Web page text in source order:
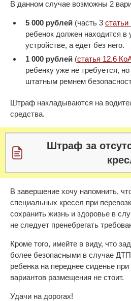
В данном случае возможны 2
5 000 рублей (часть 3
ребенок должен находится
устройстве, а едет без него.
1 000 рублей (статья 12.6
ребенку уже не требуется,
штатным ремнем
Штраф накладываются на
средства.
Штраф за
В завершение хочу напомнить,
специальных кресел при
сохранить жизнь и здоровье в
не следует пренебрегать
Кроме того, имейте в виду, что
более безопасными в случае
ребенка на переднее сиденье при
вариантов размещения не стоит.
Удачи на дорогах!